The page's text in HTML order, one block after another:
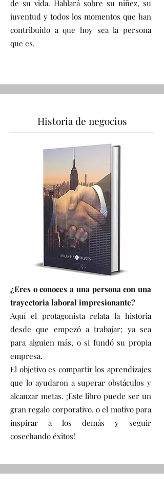
de su vida. Hablará sobre su niñez, su
juventud y todos los momentos que han
contribuido a que hoy sea la persona
que es.
Historia de negocios
¿Eres o conoces a una persona con una
trayectoria laboral impresionante?
Aquí el protagonista relata la historia
desde que empezó a trabajar; ya sea
para alguien más, o si fundó su propia
empresa.
El objetivo es compartir los aprendizajes
que lo ayudaron a superar obstáculos y
alcanzar metas. ¡Este libro puede ser un
gran regalo corporativo, o el motivo para
inspirar a los demás y seguir
cosechando éxitos!